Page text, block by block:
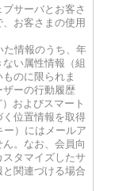
サーバとお客さ
お客さまの使用
た情報のうち、年
い属性情報（組
のに限られま
ーの行動履歴
およびスマート
位置情報を取得
）にはメールア
。なお、会員向
タマイズしたサ
関連づける場合